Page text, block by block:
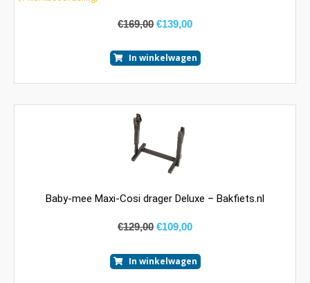
€169,00 €139,00
In winkelwagen
Baby-mee Maxi-Cosi drager Deluxe – Bakfiets.nl
€129,00 €109,00
In winkelwagen